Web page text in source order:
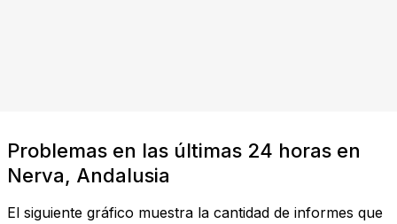
Problemas en las últimas 24 horas en
Nerva, Andalusia
El siguiente gráfico muestra la cantidad de informes que